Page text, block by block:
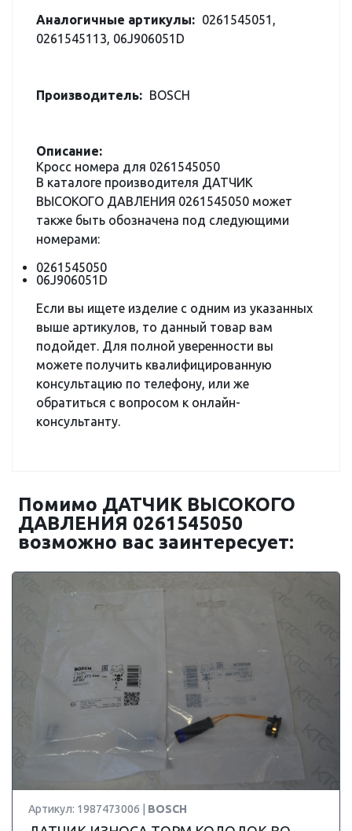
Аналогичные артикулы: 0261545051,
0261545113, 06J906051D
Производитель: BOSCH
Описание:
Кросс номера для 0261545050
В каталоге производителя ДАТЧИК
ВЫСОКОГО ДАВЛЕНИЯ 0261545050 может
также быть обозначена под следующими
номерами:
0261545050
06J906051D
Если вы ищете изделие с одним из указанных
выше артикулов, то данный товар вам
подойдет. Для полной уверенности вы
можете получить квалифицированную
консультацию по телефону, или же
обратиться с вопросом к онлайн-
консультанту.
Помимо ДАТЧИК ВЫСОКОГО
ДАВЛЕНИЯ 0261545050
возможно вас заинтересует:
Артикул: 1987473006 | BOSCH